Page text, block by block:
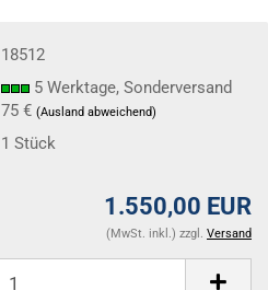
18512
5 Werktage, Sonderversand
75 €(Ausland abweichend)
1Stück
1.550,00 EUR
(MwSt. inkl.) zzgl. Versand